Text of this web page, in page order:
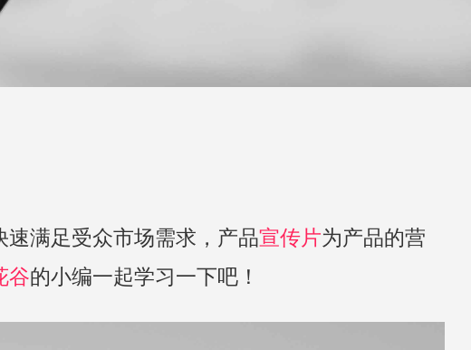
满足受众市场需求，产品宣传片为产品的营
谷的小编一起学习一下吧！